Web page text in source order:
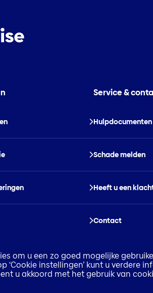
om u een zo goed mogelijke
‘Cookie instellingen’ kunt u
bent u akkoord met het gebruik van
Service &
Hulpdocumenten
Schade melden
Heeft u een
Contact